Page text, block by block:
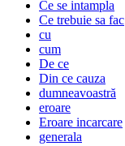
Ce se intampla
Ce trebuie sa fac
cu
cum
De ce
Din ce cauza
dumneavoastră
eroare
Eroare incarcare
generala